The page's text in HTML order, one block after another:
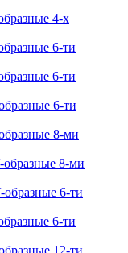
4-х
6-ти
6-ти
6-ти
8-ми
8-ми
6-ти
6-ти